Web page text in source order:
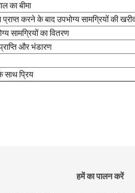
का बीमा
करने के बाद उपभोग्य सामग्रियों की
सामग्रियों का वितरण
और भंडारण
साथ प्रिय
हमें का पालन करें